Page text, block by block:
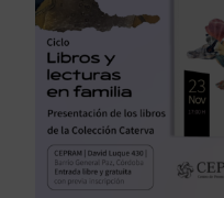
C
t
i
c
a
C
o
r